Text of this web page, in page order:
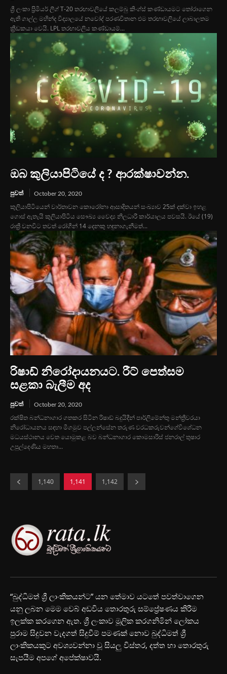
ශ්‍රී ලංකා ප්‍රිමියර් ලීග් T-20 තරඟාවලියේ කලම්බු කිංග්ස් කණ්ඩායමට තෝරාගෙන
ඇති ගාල්ල මහින්ද විද්‍යාලයේ නවෝද් පරණවිතාන එම තරඟාවලියේ ලාබාලතම
ක්‍රීඩකයා වෙයි. LPL තරඟාවලිය කණ්ඩායම්...
ඔබ කුලියාපිටියේ ද ? ආරක්ෂාවන්න.
පුවත් October 20, 2020
කුලියාපිටියෙන් වාර්තාවන කොරෝනා ආසාදිතයන් සංඛ්‍යාව 25ක් දක්වා ඉහළ
ගොස් ඇතැයි කුලියාපිටිය සෞඛ්‍ය වෛද්‍ය නිලධාරී කාර්යාලය පවසයි. ඊයේ (19)
රාත්‍රී වනවිට තවත් රෝගීන් 14 දෙනකු හඳුනාගැනීමත්...
රිෂාඩ් නිරෝදායනයට. රීට් පෙත්සම
සළකා බැලීම අද
පුවත් October 20, 2020
රක්ෂිත බන්ධනාගාර ගතකර සිටින රිෂාඩ් බදුයිදීන් පාර්ලිමේන්තු මන්ත්‍රීවරයා
නිරෝධායනය සඳහා මීගමුව පල්ලන්සේන තරුණ වරධකරුවන්ගේවිශේධන
මධයස්ථානය වෙත යොමුකළ බව බන්ධනාගාර කොමසාරිස් ජනරාල් තුෂාර
උපුල්දෙණිය මහතා...
1,140 1,141 1,142
“බුද්ධිමත් ශ්‍රී ලාංකිකයන්ට” යන තේමාව යටතේ පවත්වාගෙන
යනු ලබන මෙම වෙබ් අඩවිය තොරතුරු සම්ප්‍රේෂණය කිරීම
ඉලක්ක කරගෙන ඇත. ශ්‍රී ලංකාව මූලික කරගනිමින් ලෝකය
පුරාම සිදුවන වැදගත් සිදුවීම් පමණක් නොව බුද්ධිමත් ශ්‍රී
ලාංකිකයකුට අවශ්‍යවන්නා වූ සියලු විස්තර, දත්ත හා තොරතුරු
සැපයීම අපගේ අපේක්ෂාවයි.